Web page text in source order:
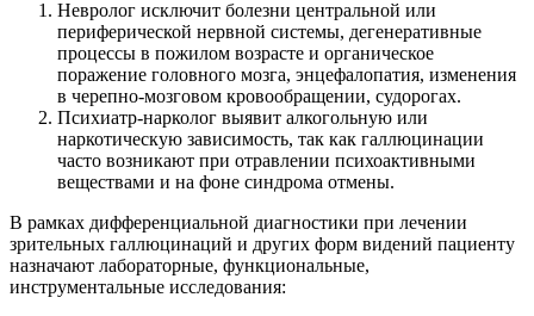
Невролог исключит болезни центральной или
периферической нервной системы, дегенеративные
процессы в пожилом возрасте и органическое
поражение головного мозга, энцефалопатия, изменения
в черепно-мозговом кровообращении, судорогах.
Психиатр-нарколог выявит алкогольную или
наркотическую зависимость, так как галлюцинации
часто возникают при отравлении психоактивными
веществами и на фоне синдрома отмены.
В рамках дифференциальной диагностики при лечении
зрительных галлюцинаций и других форм видений пациенту
назначают лабораторные, функциональные,
инструментальные исследования: